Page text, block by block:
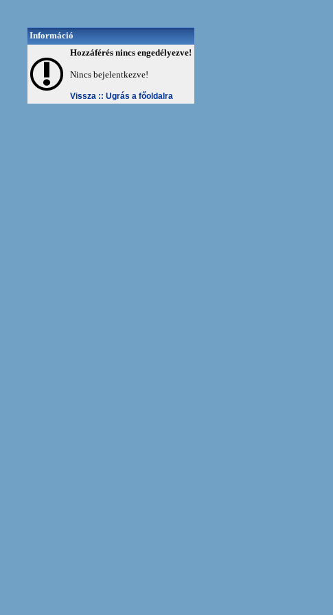
Információ
Hozzáférés nincs engedélyezve!
Nincs bejelentkezve!
Vissza :: Ugrás a főoldalra